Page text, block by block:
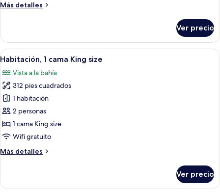
size
cama,
vista
al
jardín,
torre
Más detalles
Más
1
cama
King
y
sofá
cama,
vista
al
jardín,
torre
Ver precio
Abrir
todas
las
fotos
de
Habitación,
1
cama
size
Habitación de hotel con una cama
4
Habitación, 1 cama King size
Vista a la bahía
312 pies cuadrados
1 habitación
2 personas
1 cama King size
Wifi gratuito
Más detalles
Más
1
Ver precio